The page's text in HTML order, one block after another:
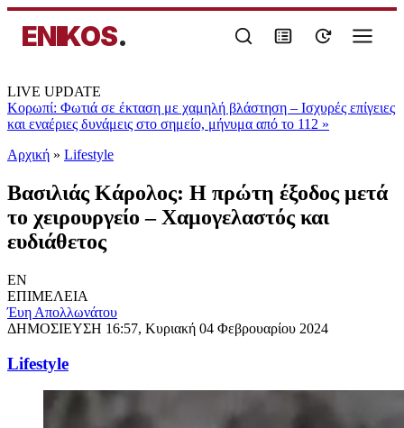
ENIKOS.
LIVE UPDATE
Κορωπί: Φωτιά σε έκταση με χαμηλή βλάστηση – Ισχυρές επίγειες
και εναέριες δυνάμεις στο σημείο, μήνυμα από το 112 »
Αρχική » Lifestyle
Βασιλιάς Κάρολος: Η πρώτη έξοδος μετά
το χειρουργείο – Χαμογελαστός και
ευδιάθετος
EN
ΕΠΙΜΕΛΕΙΑ
Έυη Απολλωνάτου
ΔΗΜΟΣΙΕΥΣΗ 16:57, Κυριακή 04 Φεβρουαρίου 2024
Lifestyle